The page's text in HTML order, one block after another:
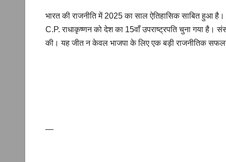
भारत की राजनीति में 2025 का साल ऐतिहासिक साबित हुआ है।
C.P. राधाकृष्णन को देश का 15वाँ उपराष्ट्रपति चुना गया है।
की। यह जीत न केवल भाजपा के लिए एक बड़ी राजनीतिक
—